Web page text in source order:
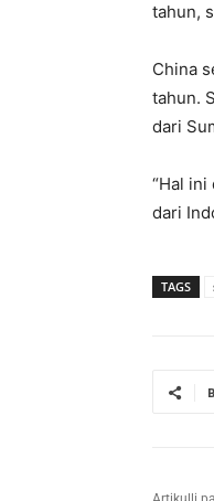
tahun,
China
tahun.
dari
“Hal
dari
TAGS